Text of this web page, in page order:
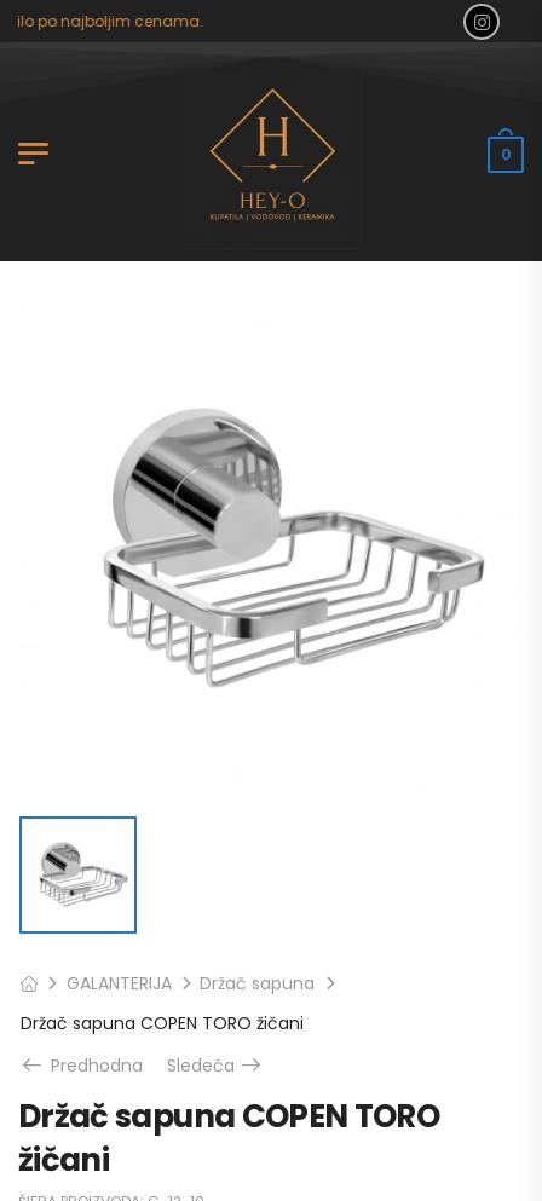
po najboljim cenama.
0
GALANTERIJA
Držač sapuna
Držač sapuna COPEN TORO žičani
Predhodna
Sledeća
Držač sapuna COPEN TORO
žičani